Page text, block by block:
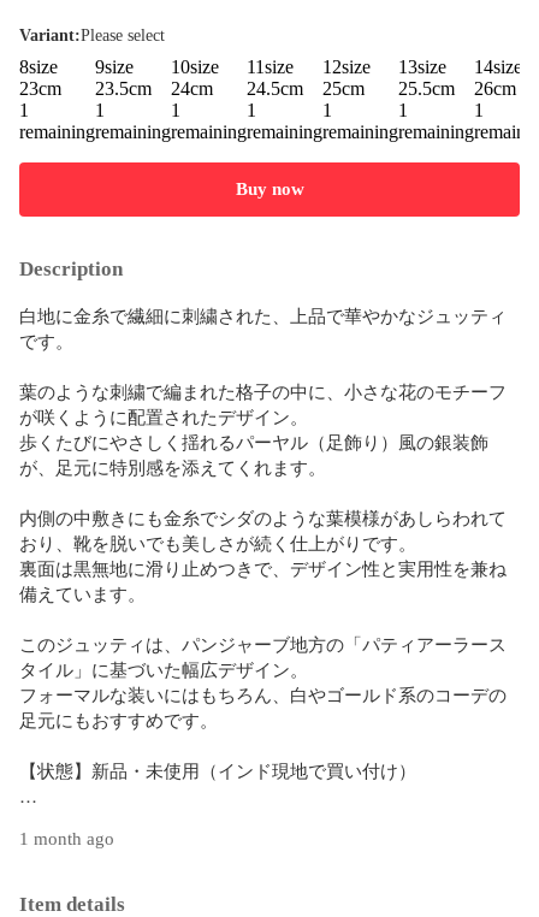
Variant:Please select
8size
23cm
1
remaining
9size
23.5cm
1
remaining
10size
24cm
1
remaining
11size
24.5cm
1
remaining
12size
25cm
1
remaining
13size
25.5cm
1
remaining
14size
26cm
1
Buy now
Description
白地に金糸で繊細に刺繍された、上品で華やかなジュッティ
です。
葉のような刺繍で編まれた格子の中に、小さな花のモチーフ
が咲くように配置されたデザイン。
歩くたびにやさしく揺れるパーヤル（足飾り）風の銀装飾
が、足元に特別感を添えてくれます。
内側の中敷きにも金糸でシダのような葉模様があしらわれて
おり、靴を脱いでも美しさが続く仕上がりです。
裏面は黒無地に滑り止めつきで、デザイン性と実用性を兼ね
備えています。
このジュッティは、パンジャーブ地方の「パティアーラース
タイル」に基づいた幅広デザイン。
フォーマルな装いにはもちろん、白やゴールド系のコーデの
足元にもおすすめです。
【状態】新品・未使用（インド現地で買い付け）
跡・色ムラ等がある場合があります。
荷は未定です。気になる方はお早めにどうぞ。
1 month ago
Item details